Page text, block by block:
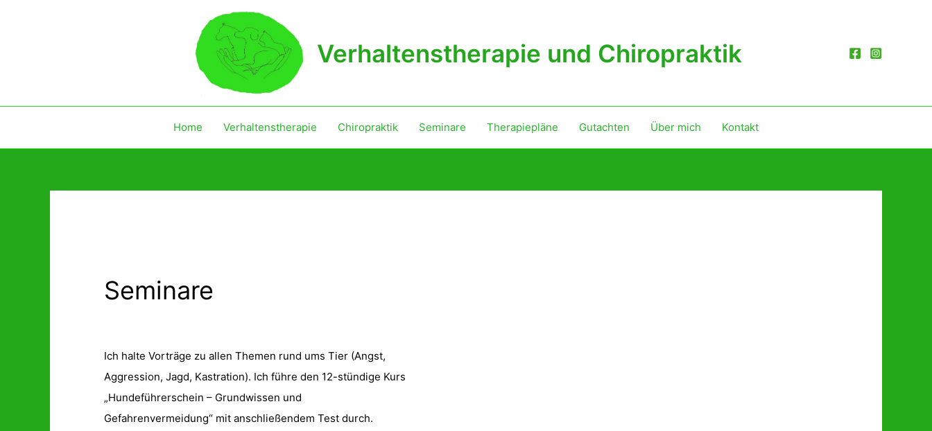
Verhaltenstherapie und Chiropraktik
Home Verhaltenstherapie Chiropraktik Seminare Therapiepläne Gutachten Über mich Kontakt
Seminare
Ich halte Vorträge zu allen Themen rund ums Tier (Angst,
Aggression, Jagd, Kastration). Ich führe den 12-stündige Kurs
„Hundeführerschein – Grundwissen und
Gefahrenvermeidung“ mit anschließendem Test durch.